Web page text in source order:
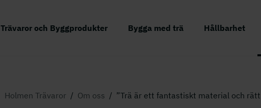
Trävaror och Byggprodukter Bygga med trä Hållbarhet
Holmen Trävaror / Om oss / ”Trä är ett fantastiskt material och